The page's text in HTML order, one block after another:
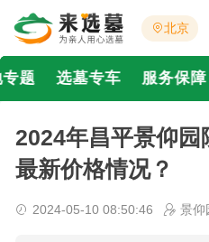
北京
题 选墓专车 服务保障
2024年昌平景仰
最新价格情况？
2024-05-10 08:50:46 景仰